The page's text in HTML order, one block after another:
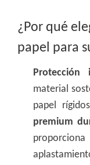
¿Por qué
papel para
Protección
material
papel
premium